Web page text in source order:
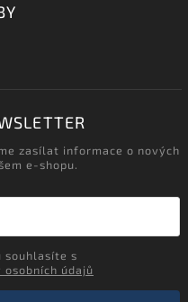
zasílat informace o nových
e-shopu.
údajů